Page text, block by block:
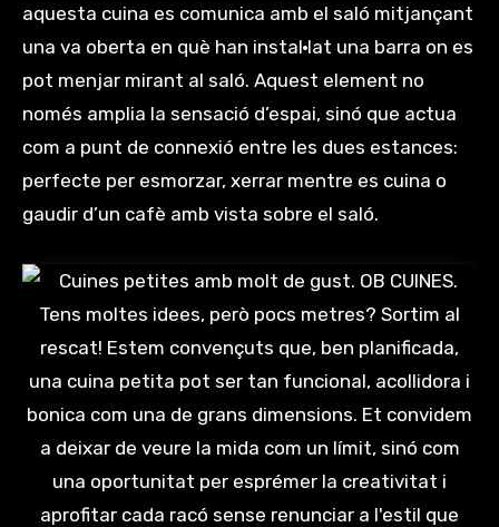
aquesta cuina es comunica amb el saló mitjançant
una va oberta en què han instal·lat una barra on es
pot menjar mirant al saló. Aquest element no
només amplia la sensació d’espai, sinó que actua
com a punt de connexió entre les dues estances:
perfecte per esmorzar, xerrar mentre es cuina o
gaudir d’un cafè amb vista sobre el saló.